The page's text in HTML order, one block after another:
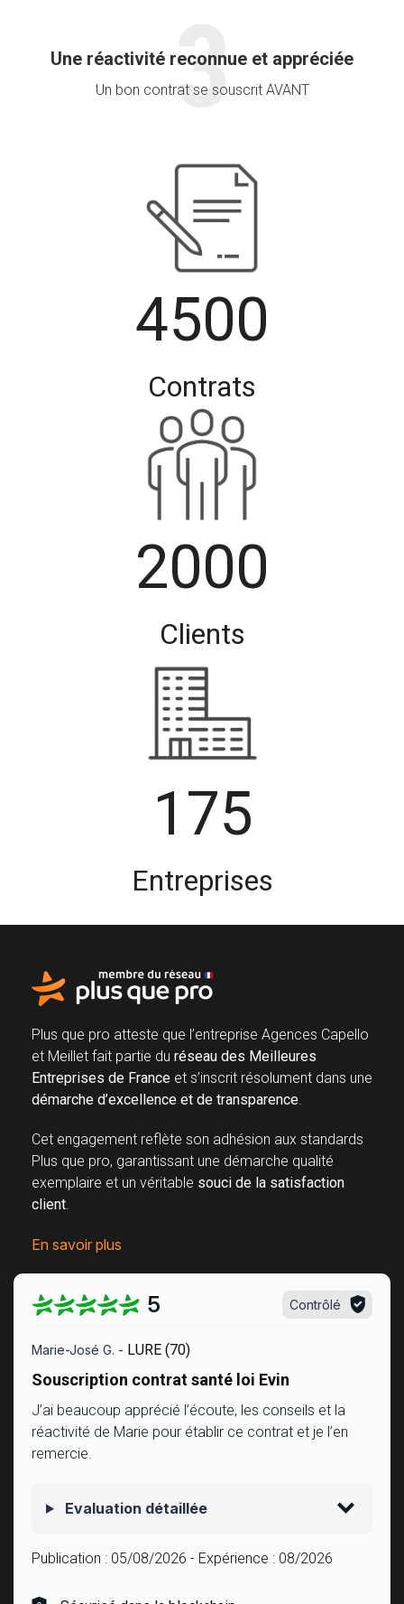
Une réactivité reconnue et appréciée
Un bon contrat se souscrit AVANT
4500
Contrats
2000
Clients
175
Entreprises
Plus que pro atteste que l’entreprise Agences Capello
et Meillet fait partie du réseau des Meilleures
Entreprises de France et s’inscrit résolument dans une
démarche d’excellence et de transparence.
Cet engagement reflète son adhésion aux standards
Plus que pro, garantissant une démarche qualité
exemplaire et un véritable souci de la satisfaction
client.
En savoir plus
5 Contrôlé
Marie-José G. - LURE (70)
Souscription contrat santé loi Evin
J’ai beaucoup apprécié l’écoute, les conseils et la
réactivité de Marie pour établir ce contrat et je l’en
remercie.
Evaluation détaillée
Publication : 05/08/2026 - Expérience : 08/2026